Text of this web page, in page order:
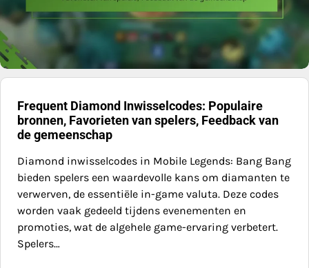
Frequent Diamond Inwisselcodes: Populaire
bronnen, Favorieten van spelers, Feedback van
de gemeenschap
Diamond inwisselcodes in Mobile Legends: Bang Bang
bieden spelers een waardevolle kans om diamanten te
verwerven, de essentiële in-game valuta. Deze codes
worden vaak gedeeld tijdens evenementen en
promoties, wat de algehele game-ervaring verbetert.
Spelers…